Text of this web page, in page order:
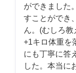
ができました
すことができ
ん。(むしろ教
+1キロ体重を
にも丁寧に答
した。本当に